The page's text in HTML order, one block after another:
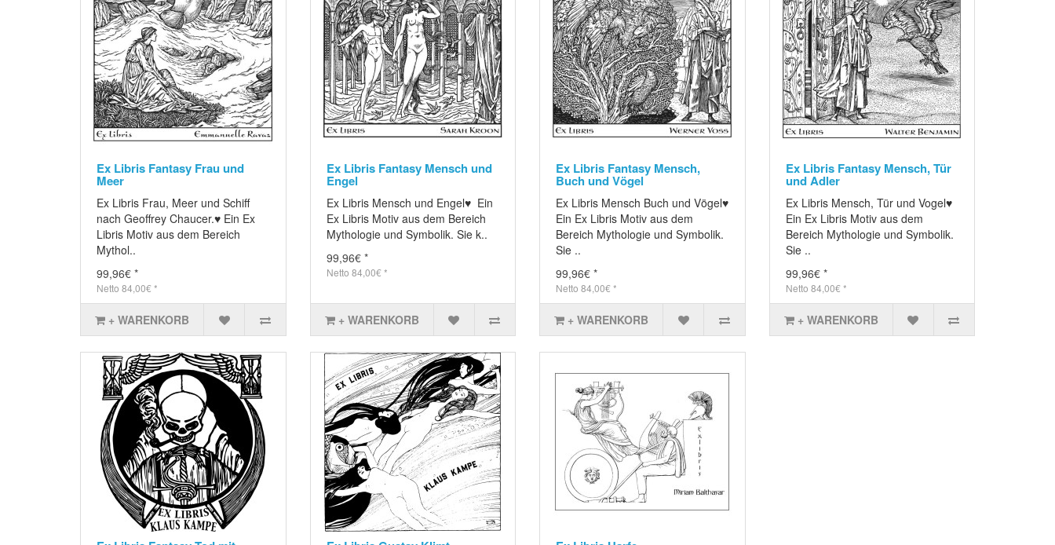
Ex Libris Fantasy Frau und
Meer
Ex Libris Frau, Meer und Schiff
nach Geoffrey Chaucer.♥ Ein Ex
Libris Motiv aus dem Bereich
Mythol..
99,96€ *
Netto 84,00€ *
+ WARENKORB
Ex Libris Fantasy Mensch und
Engel
Ex Libris Mensch und Engel♥ Ein
Ex Libris Motiv aus dem Bereich
Mythologie und Symbolik. Sie k..
99,96€ *
Netto 84,00€ *
+ WARENKORB
Ex Libris Fantasy Mensch,
Buch und Vögel
Ex Libris Mensch Buch und Vögel♥
Ein Ex Libris Motiv aus dem
Bereich Mythologie und Symbolik.
Sie ..
99,96€ *
Netto 84,00€ *
+ WARENKORB
Ex Libris Fantasy Mensch, Tür
und Adler
Ex Libris Mensch, Tür und Vogel♥
Ein Ex Libris Motiv aus dem
Bereich Mythologie und Symbolik.
Sie ..
99,96€ *
Netto 84,00€ *
+ WARENKORB